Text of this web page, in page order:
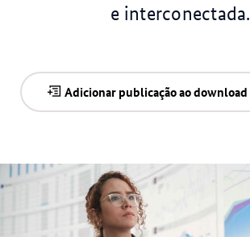
e interconectada.
Adicionar publicação ao download